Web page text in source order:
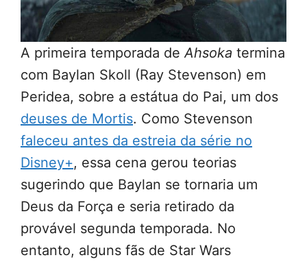
A primeira temporada deAhsoka termina
com Baylan Skoll (Ray Stevenson) em
Peridea, sobre a estátua do Pai, um dos
deuses de Mortis. Como Stevenson
faleceu antes da estreia da série no
Disney+, essa cena gerou teorias
sugerindo que Baylan se tornaria um
Deus da Força e seria retirado da
provável segunda temporada. No
entanto, alguns fãs de Star Wars